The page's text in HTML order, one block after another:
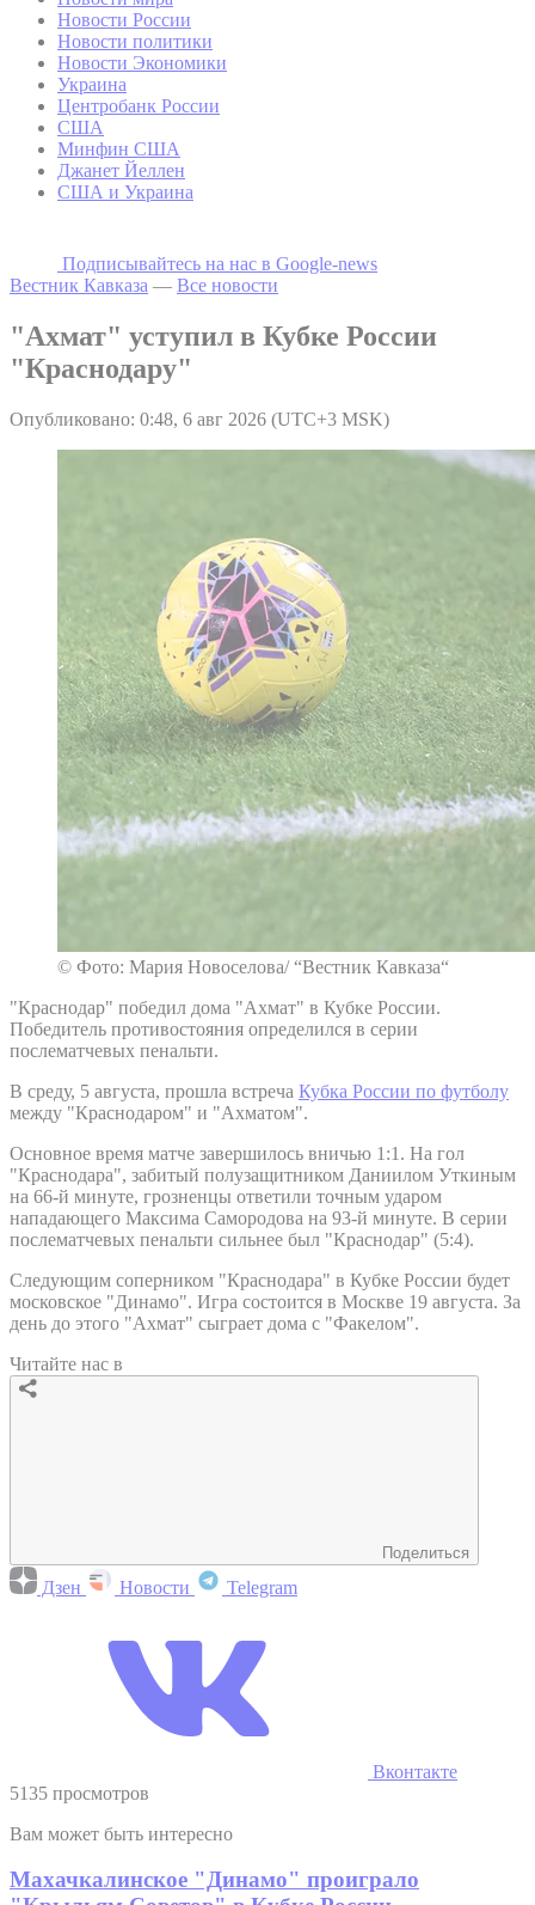
Новости России
Новости политики
Новости Экономики
Украина
Центробанк России
США
Минфин США
Джанет Йеллен
США и Украина
Подписывайтесь на наc в Google-news
Вестник Кавказа — Все новости
"Ахмат" уступил в Кубке России
"Краснодару"
Опубликовано: 0:48, 6 авг 2026 (UTC+3 MSK)
© Фото: Мария Новоселова/ “Вестник Кавказа“
"Краснодар" победил дома "Ахмат" в Кубке России.
Победитель противостояния определился в серии
послематчевых пенальти.
В среду, 5 августа, прошла встреча Кубка России по футболу
между "Краснодаром" и "Ахматом".
Основное время матче завершилось вничью 1:1. На гол
"Краснодара", забитый полузащитником Даниилом Уткиным
на 66-й минуте, грозненцы ответили точным ударом
нападающего Максима Самородова на 93-й минуте. В серии
послематчевых пенальти сильнее был "Краснодар" (5:4).
Следующим соперником "Краснодара" в Кубке России будет
московское "Динамо". Игра состоится в Москве 19 августа. За
день до этого "Ахмат" сыграет дома с "Факелом".
Читайте нас в
Поделиться
Дзен Новости Telegram
Вконтакте
5135 просмотров
Вам может быть интересно
Махачкалинское "Динамо" проиграло